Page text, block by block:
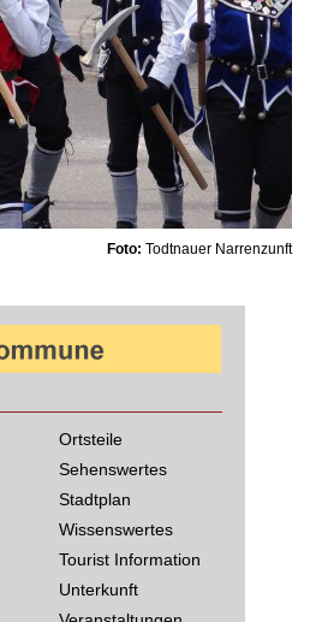
Foto: Todtnauer Narrenzunft
Ortsteile
Sehenswertes
Stadtplan
Wissenswertes
Tourist Information
Unterkunft